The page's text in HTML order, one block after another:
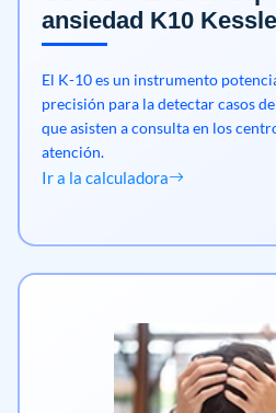
ansiedad K10
El K-10 es un instrumento
precisión para la detectar casos
que asisten a consulta en los
atención.
Ir a la calculadora